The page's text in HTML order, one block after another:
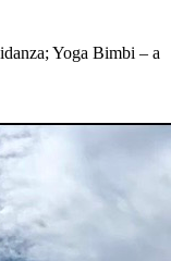
Yoga Bimbi – a